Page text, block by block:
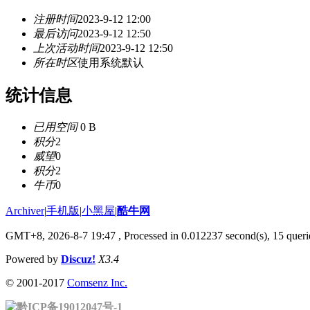
注册时间2023-9-12 12:00
最后访问2023-9-12 12:50
上次活动时间2023-9-12 12:50
所在时区使用系统默认
统计信息
已用空间0 B
积分2
威望0
积分2
牛币0
Archiver|手机版|小黑屋|酷牛网
GMT+8, 2026-8-7 19:47 , Processed in 0.012237 second(s), 15
Powered by Discuz! X3.4
© 2001-2017 Comsenz Inc.
黔ICP备19012047号-1